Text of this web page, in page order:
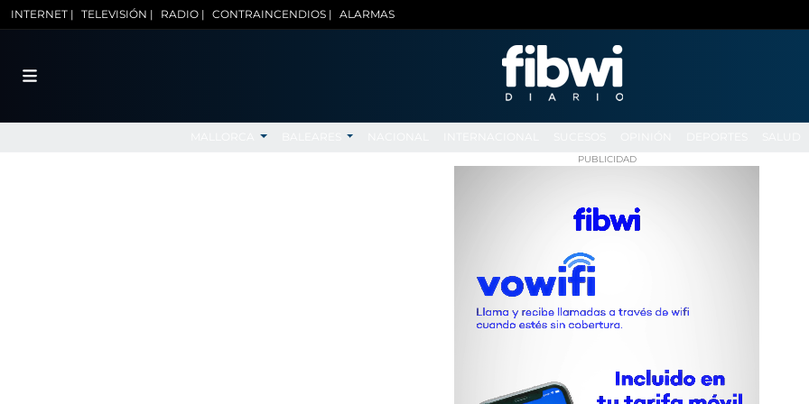
INTERNET | TELEVISIÓN | RADIO | CONTRAINCENDIOS | ALARMAS